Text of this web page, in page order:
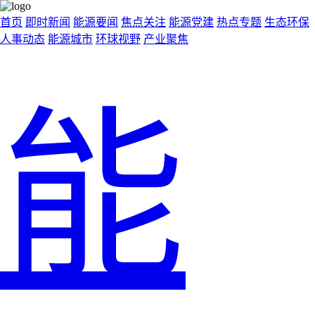
首页 即时新闻 能源要闻 焦点关注 能源党建 热点专题 生态环保
人事动态 能源城市 环球视野 产业聚焦
能